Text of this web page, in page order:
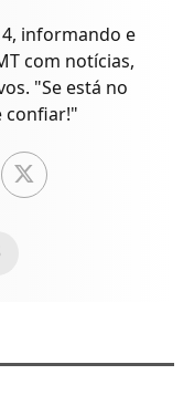
informando e
com notícias,
"Se está no
confiar!"